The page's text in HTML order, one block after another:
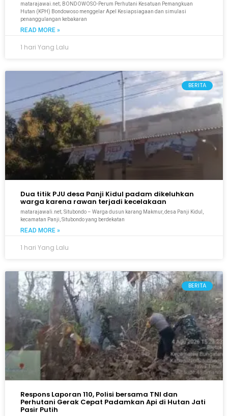
matarajawai.net; BONDOWOSO-Perum Perhutani Kesatuan Pemangkuan
Hutan (KPH) Bondowoso menggelar Apel Kesiapsiagaan dan simulasi
penanggulangan kebakaran
READ MORE »
1 hari Yang Lalu
BERITA
Dua titik PJU desa Panji Kidul padam dikeluhkan
warga karena rawan terjadi kecelakaan
matarajawali.net; Situbondo – Warga dusun karang Makmur, desa Panji Kidul,
kecamatan Panji, Situbondo yang berdekatan
READ MORE »
1 hari Yang Lalu
BERITA
Respons Laporan 110, Polisi bersama TNI dan
Perhutani Gerak Cepat Padamkan Api di Hutan Jati
Pasir Putih